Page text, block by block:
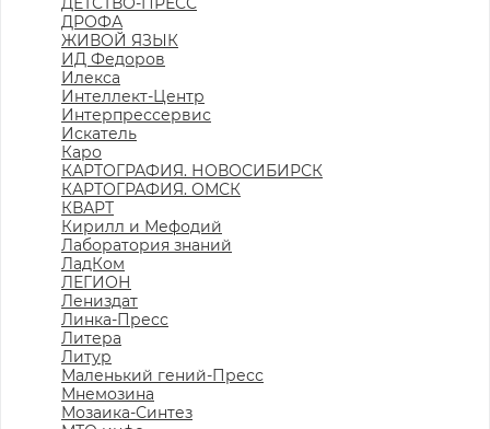
ДРОФА
ЖИВОЙ ЯЗЫК
ИД Федоров
Илекса
Интеллект-Центр
Интерпрессервис
Искатель
Каро
КАРТОГРАФИЯ. НОВОСИБИРСК
КАРТОГРАФИЯ. ОМСК
КВАРТ
Кирилл и Мефодий
Лаборатория знаний
ЛадКом
ЛЕГИОН
Лениздат
Линка-Пресс
Литера
Литур
Маленький гений-Пресс
Мнемозина
Мозаика-Синтез